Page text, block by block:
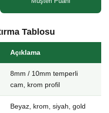
Tablosu
Açıklama
8mm / 10mm temperli
cam, krom profil
Beyaz, krom, siyah, gold